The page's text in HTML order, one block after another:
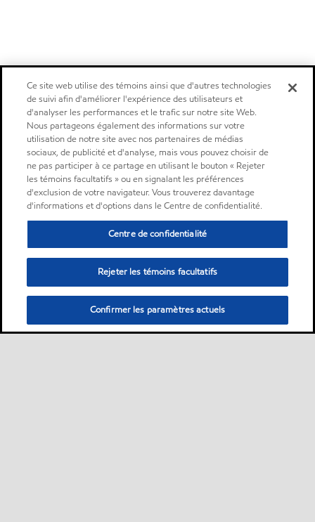
Ce site web utilise des témoins ainsi que d'autres technologies
de suivi afin d'améliorer l'expérience des utilisateurs et
d'analyser les performances et le trafic sur notre site Web.
Nous partageons également des informations sur votre
utilisation de notre site avec nos partenaires de médias
sociaux, de publicité et d'analyse, mais vous pouvez choisir de
ne pas participer à ce partage en utilisant le bouton « Rejeter
les témoins facultatifs » ou en signalant les préférences
d'exclusion de votre navigateur. Vous trouverez davantage
d'informations et d'options dans le Centre de confidentialité.
Centre de confidentialité
Rejeter les témoins facultatifs
Confirmer les paramètres actuels